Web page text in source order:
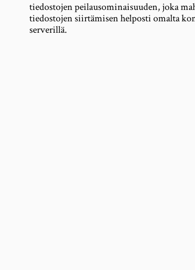
tiedostojen peilausominaisuuden, joka
tiedostojen siirtämisen helposti omalta
serverillä.